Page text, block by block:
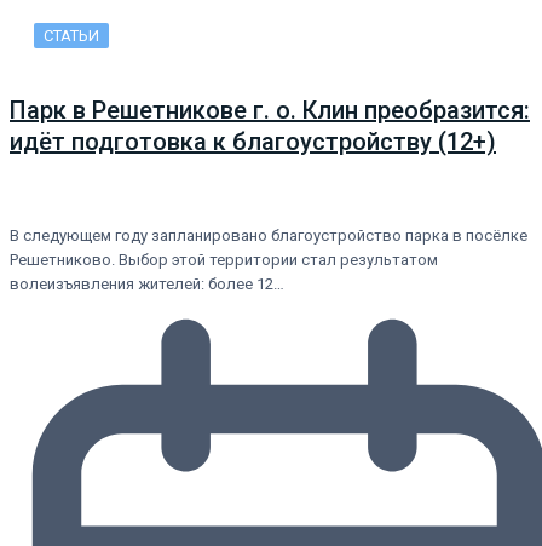
СТАТЬИ
Парк в Решетникове г. о. Клин преобразится:
идёт подготовка к благоустройству (12+)
В следующем году запланировано благоустройство парка в посёлке
Решетниково. Выбор этой территории стал результатом
волеизъявления жителей: более 12…